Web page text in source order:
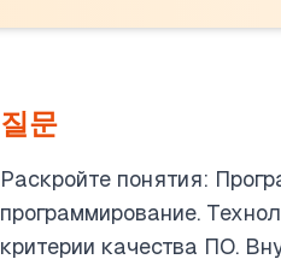
질문
Раскройте понятия:
программирование.
критерии качества ПО.